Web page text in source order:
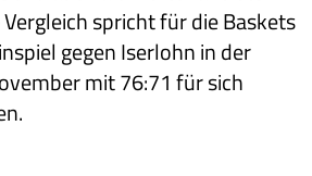
spricht für die Baskets
gegen Iserlohn in der
mit 76:71 für sich